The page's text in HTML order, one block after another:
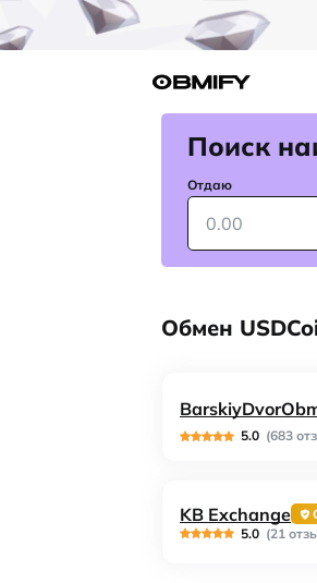
Поиск
Отдаю
Обмен
5.0 (683
KB Exchange
5.0 (21